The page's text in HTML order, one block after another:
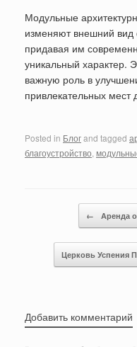
Модульные
изменяют внешний вид
придавая им
уникальный характер.
важную роль в
привлекательных мест
Posted in Блогand tagged
благоустройство
← Аренда
Церковь Успения
Добавить комментарий